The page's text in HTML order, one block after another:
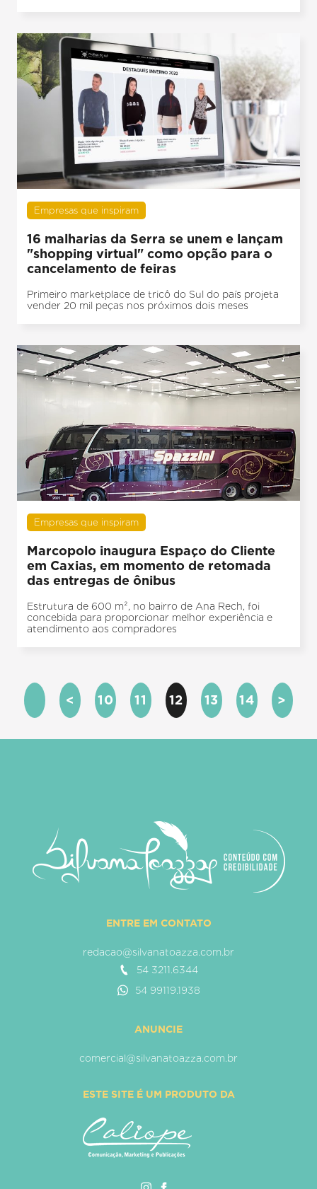
Empresas que inspiram
16 malharias da Serra se unem e lançam
"shopping virtual" como opção para o
cancelamento de feiras
Primeiro marketplace de tricô do Sul do país projeta
vender 20 mil peças nos próximos dois meses
Empresas que inspiram
Marcopolo inaugura Espaço do Cliente
em Caxias, em momento de retomada
das entregas de ônibus
Estrutura de 600 m², no bairro de Ana Rech, foi
concebida para proporcionar melhor experiência e
atendimento aos compradores
< 10 11 12 13 14 >
ENTRE EM CONTATO
redacao@silvanatoazza.com.br
54 3211.6344
54 99119.1938
ANUNCIE
comercial@silvanatoazza.com.br
ESTE SITE É UM PRODUTO DA